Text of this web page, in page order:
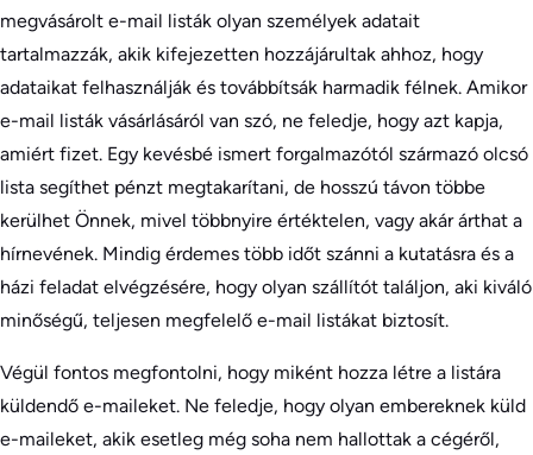
megvásárolt e-mail listák olyan személyek adatait
tartalmazzák, akik kifejezetten hozzájárultak ahhoz, hogy
adataikat felhasználják és továbbítsák harmadik félnek. Amikor
e-mail listák vásárlásáról van szó, ne feledje, hogy azt kapja,
amiért fizet. Egy kevésbé ismert forgalmazótól származó olcsó
lista segíthet pénzt megtakarítani, de hosszú távon többe
kerülhet Önnek, mivel többnyire értéktelen, vagy akár árthat a
hírnevének. Mindig érdemes több időt szánni a kutatásra és a
házi feladat elvégzésére, hogy olyan szállítót találjon, aki kiváló
minőségű, teljesen megfelelő e-mail listákat biztosít.
Végül fontos megfontolni, hogy miként hozza létre a listára
küldendő e-maileket. Ne feledje, hogy olyan embereknek küld
e-maileket, akik esetleg még soha nem hallottak a cégéről,